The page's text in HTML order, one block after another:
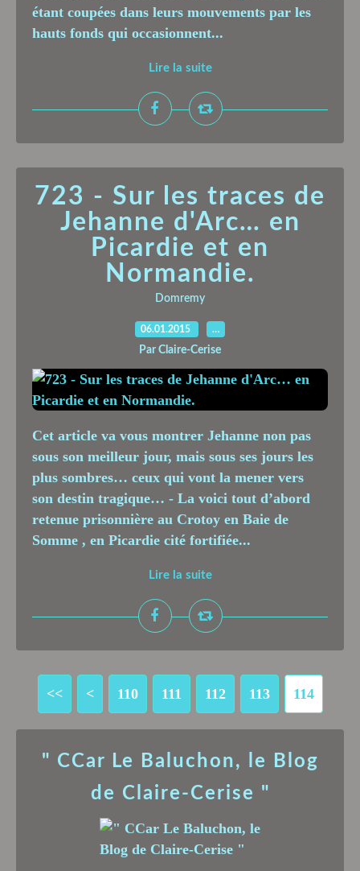
étant coupées dans leurs mouvements par les
hauts fonds qui occasionnent...
Lire la suite
723 - Sur les traces de
Jehanne d'Arc… en
Picardie et en
Normandie.
Domremy
06.01.2015 …
Par Claire-Cerise
Cet article va vous montrer Jehanne non pas
sous son meilleur jour, mais sous ses jours les
plus sombres… ceux qui vont la mener vers
son destin tragique… - La voici tout d’abord
retenue prisonnière au Crotoy en Baie de
Somme , en Picardie cité fortifiée...
Lire la suite
<< < 100
110 111 112 113 114
" CCar Le Baluchon, le Blog
de Claire-Cerise "